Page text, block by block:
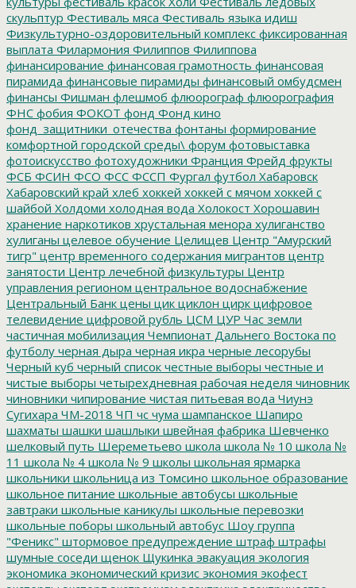
скульптур Фестиваль мяса Фестиваль языка идиш
Физкультурно-оздоровительный комплекс фиксированная
выплата Филармония Филиппов Филиппова
финансирование финансовая грамотность финансовая
пирамида финансовые пирамиды финансовый омбудсмен
финансы Фишман флешмоб флюорограф флюорография
ФНС фобия ФОКОТ фонд Фонд кино
фонд_защитники_отечества фонтаны формирование
комфортной городской среды\ форум фотовыставка
фотоискусство фотохудожники Франция Фрейд фрукты
ФСБ ФСИН ФСО ФСС ФССП Фургал футбол Хабаровск
Хабаровский край хлеб хоккей хоккей с мячом хоккей с
шайбой Холдоми холодная вода Холокост Хорошавин
хранение наркотиков хрустальная менора хулиганство
хулиганы целевое обучение Целищев Центр "Амурский
тигр" центр временного содержания мигрантов центр
занятости Центр лечебной физкультуры Центр
управления регионом центральное водоснабжение
Центральный Банк цены цик циклон цирк цифровое
телевидение цифровой рубль ЦСМ ЦУР Час земли
частичная мобилизация Чемпионат Дальнего Востока по
футболу черная дыра черная икра черные лесорубы
Черный куб черный список честные выборы честные и
чистые выборы четырехдневная рабочая неделя чиновник
чиновники чипирование чистая питьевая вода Чиунэ
Сугихара ЧМ-2018 ЧП чс чума шампанское Шапиро
шахматы шашки шашлыки швейная фабрика Шевченко
шелковый путь Шереметьево школа школа № 10 школа №
11 школа № 4 школа № 9 школы школьная ярмарка
школьники школьница из Томсино школьное образование
школьное питание школьные автобусы школьные
завтраки школьные каникулы школьные перевозки
школьные поборы школьный автобус Шоу группа
"Феникс" штормовое предупреждение штраф штрафы
шумные соседи щенок Щукинка эвакуация экология
экономика экономический кризис экономия экофест